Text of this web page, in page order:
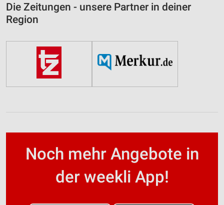
Die Zeitungen - unsere Partner in deiner
Region
Noch mehr Angebote in
der weekli App!